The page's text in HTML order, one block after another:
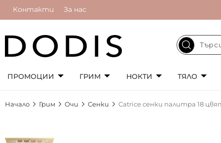
Контакти За нас
ПРОМОЦИИ ГРИМ НОКТИ ТЯЛО
Начало Грим Очи Сенки Catrice сенки палитра 18
към